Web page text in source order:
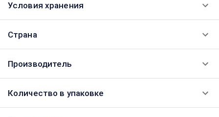
Условия хранения
Страна
Производитель
Количество в упаковке